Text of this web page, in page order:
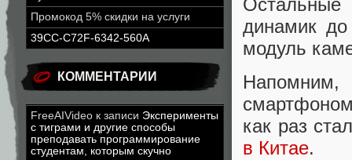
Промокод 5% скидки на услуги
39CC-C72F-6342-560A
КОММЕНТАРИИ
FreeAIVideo к записи Эксперименты
с тиграми и другие способы
преподавать программирование
студентам, которым скучно
динамик
модуль
как раз
в Китае.